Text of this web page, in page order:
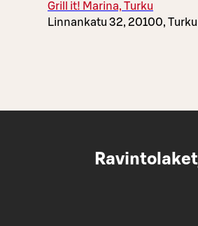
Grill it! Marina, Turku
Linnankatu 32, 20100, Turku